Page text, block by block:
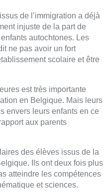
de l’immigration a déjà
injuste de la part de
autochtones. Les
ne pas avoir un fort
scolaire et être
est très importante
en Belgique. Mais leurs
envers leurs enfants en ce
aux parents
des élèves issus de la
Ils ont deux fois plus
atteindre les compétences
et sciences.